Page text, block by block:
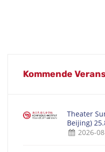
Kommende
Theater
Beijing)
2026-